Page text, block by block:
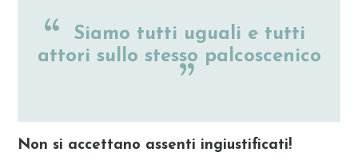
Siamo tutti uguali e tutti
attori sullo stesso palcoscenico
Non si accettano assenti ingiustificati!